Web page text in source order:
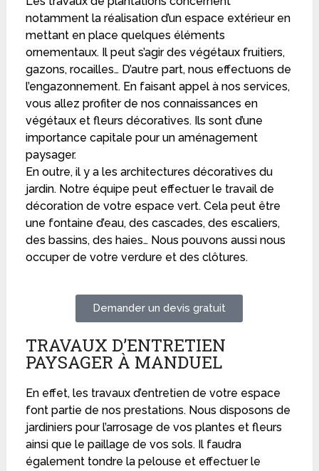
notamment la réalisation d’un espace extérieur en
mettant en place quelques éléments
ornementaux. Il peut s’agir des végétaux fruitiers,
gazons, rocailles… D’autre part, nous effectuons de
l’engazonnement. En faisant appel à nos services,
vous allez profiter de nos connaissances en
végétaux et fleurs décoratives. Ils sont d’une
importance capitale pour un aménagement
paysager.
En outre, il y a les architectures décoratives du
jardin. Notre équipe peut effectuer le travail de
décoration de votre espace vert. Cela peut être
une fontaine d’eau, des cascades, des escaliers,
des bassins, des haies… Nous pouvons aussi nous
occuper de votre verdure et des clôtures.
Demander un devis gratuit
TRAVAUX D’ENTRETIEN
PAYSAGER À MANDUEL
En effet, les travaux d’entretien de votre espace
font partie de nos prestations. Nous disposons de
jardiniers pour l’arrosage de vos plantes et fleurs
ainsi que le paillage de vos sols. Il faudra
également tondre la pelouse et effectuer le